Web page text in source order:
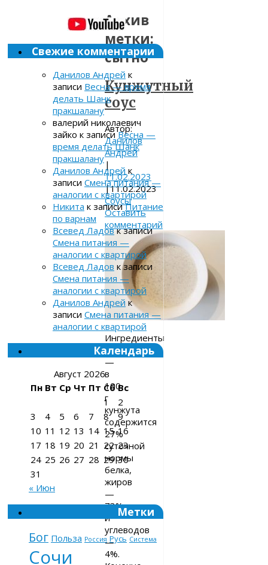
Архив
метки:
сытно
Кунжутный
соус
Автор:
Данилов
Андрей
|
11.02.2023
|11.02.2023
Соусы
Оставить
комментарий
Ингредиенты
Кунжут
—
в
100
г
кунжута
содержится
27%
суточной
нормы
белка,
жиров
—
73%
и
углеводов
—
4%.
Свежие комментарии
Данилов Андрей к
записи Весна — время
делать Шанк
пракшалану
валерий николаевич
зайко к записиВесна —
время делать Шанк
пракшалану
Данилов Андрей к
записи Смена питания —
аналогии с квартирой
Никита к записиПитание
по варнам
Всевед Ладовк записи
Смена питания —
аналогии с квартирой
Всевед Ладов к записи
Смена питания —
аналогии с квартирой
Данилов Андрей к
записи Смена питания —
аналогии с квартирой
Календарь
Август 2026
Пн Вт Ср Чт Пт Сб Вс
1
2
3
4 5 6 7 8
9
10 11 12 13 14 15 16
17 18 19 20 21 22 23
24 25 26 27 28 29 30
31
« Июн
Метки
Бог Польза Россия Русь Система
Сочи